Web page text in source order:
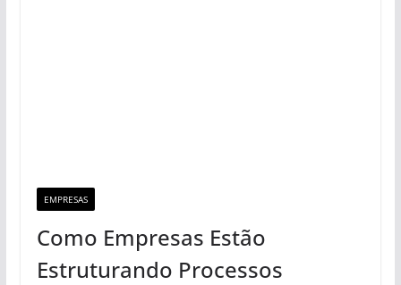
EMPRESAS
Como Empresas Estão
Estruturando Processos